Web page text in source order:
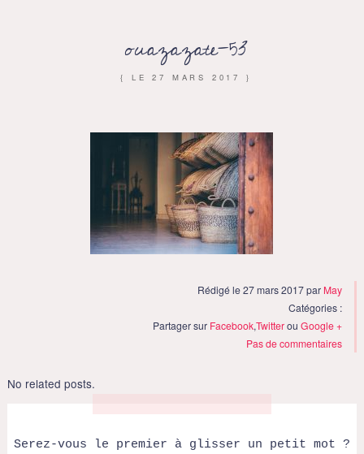
ouazazate-53
{ LE27 MARS 2017 }
Rédigé le 27 mars 2017 par May
Catégories :
Partager sur Facebook,TwitterouGoogle +
Pas de commentaires
No related posts.
Serez-vous le premier à glisser un petit mot ?